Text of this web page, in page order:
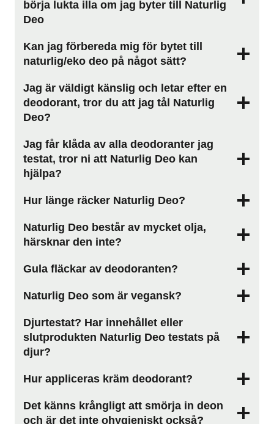
börja lukta illa om jag byter till Naturlig
Deo
Kan jag förbereda mig för bytet till
naturlig/eko deo på något sätt?
Jag är väldigt känslig och letar efter en
deodorant, tror du att jag tål Naturlig
Deo?
Jag får klåda av alla deodoranter jag
testat, tror ni att Naturlig Deo kan
hjälpa?
Hur länge räcker Naturlig Deo?
Naturlig Deo består av mycket olja,
härsknar den inte?
Gula fläckar av deodoranten?
Naturlig Deo som är vegansk?
Djurtestat? Har innehållet eller
slutprodukten Naturlig Deo testats på
djur?
Hur appliceras kräm deodorant?
Det känns krångligt att smörja in deon
och är det inte ohygieniskt också?